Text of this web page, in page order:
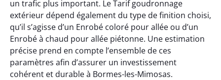
un trafic plus important. Le Tarif goudronnage
extérieur dépend également du type de finition choisi,
qu’il s’agisse d’un Enrobé coloré pour allée ou d’un
Enrobé à chaud pour allée piétonne. Une estimation
précise prend en compte l’ensemble de ces
paramètres afin d’assurer un investissement
cohérent et durable à Bormes-les-Mimosas.